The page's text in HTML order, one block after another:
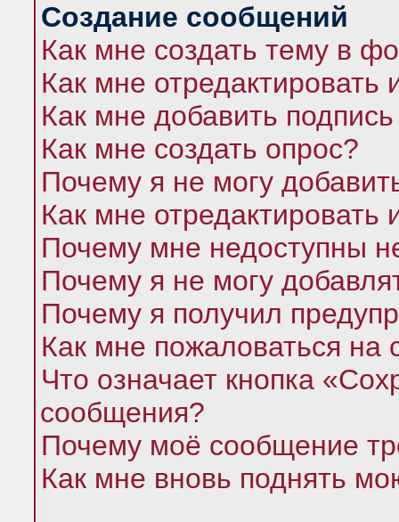
Создание сообщений
Как мне создать тему в
Как мне
Как мне добавить
Как мне создать опрос?
Почему я не могу
Как мне отредактировать
Почему мне недоступны
Почему я не могу
Почему я получил
Как мне пожаловаться
Что означает кнопка
сообщения?
Почему моё сообщение
Как мне вновь поднять